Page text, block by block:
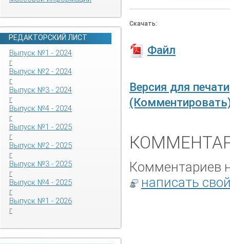
РЕДАКТОРСКИЙ ЛИСТ
Выпуск №1 - 2024
г
Выпуск №2 - 2024
г
Выпуск №3 - 2024
г
Выпуск №4 - 2024
г
Выпуск №1 - 2025
г
Выпуск №2 - 2025
г
Выпуск №3 - 2025
г
Выпуск №4 - 2025
г
Выпуск №1 - 2026
г
Скачать:
Файл
Версия для печати
Комментариев
написать